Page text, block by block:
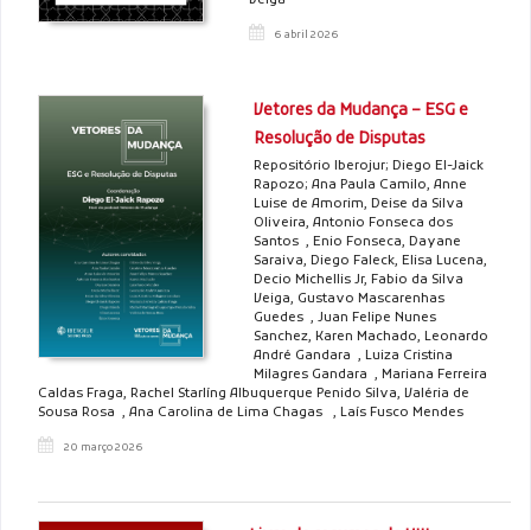
6 abril 2026
Vetores da Mudança – ESG e
Resolução de Disputas
Repositório Iberojur; Diego El-Jaick
Rapozo; Ana Paula Camilo, Anne
Luise de Amorim, Deise da Silva
Oliveira, Antonio Fonseca dos
Santos , Enio Fonseca, Dayane
Saraiva, Diego Faleck, Elisa Lucena,
Decio Michellis Jr, Fabio da Silva
Veiga, Gustavo Mascarenhas
Guedes , Juan Felipe Nunes
Sanchez, Karen Machado, Leonardo
André Gandara , Luiza Cristina
Milagres Gandara , Mariana Ferreira
Caldas Fraga, Rachel Starlíng Albuquerque Penido Silva, Valéria de
Sousa Rosa , Ana Carolina de Lima Chagas , Laís Fusco Mendes
20 março 2026